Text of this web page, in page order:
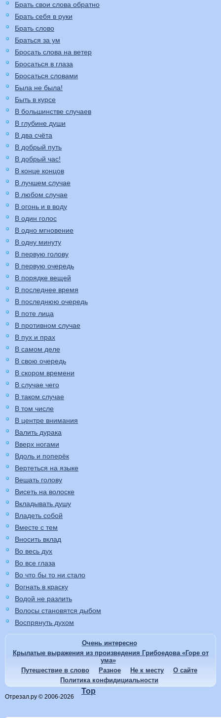
Брать свои слова обратно
Брать себя в руки
Брать слово
Браться за ум
Бросать слова на ветер
Бросаться в глаза
Бросаться словами
Была не была!
Быть в курсе
В большинстве случаев
В глубине души
В два счёта
В добрый путь
В добрый час!
В конце концов
В лучшем случае
В любом случае
В огонь и в воду
В один голос
В одно мгновение
В одну минуту
В первую голову
В первую очередь
В порядке вещей
В последнее время
В последнюю очередь
В поте лица
В противном случае
В пух и прах
В самом деле
В свою очередь
В скором времени
В случае чего
В таком случае
В том числе
В центре внимания
Валить дурака
Вверх ногами
Вдоль и поперёк
Вертеться на языке
Вешать голову
Висеть на волоске
Вкладывать душу
Владеть собой
Вместе с тем
Вносить вклад
Во весь дух
Во все глаза
Во что бы то ни стало
Вогнать в краску
Водой не разлить
Волосы становятся дыбом
Воспрянуть духом
Очень интересно
Крылатые выражения из произведения Грибоедова «Горе от
ума»
Путешествие в слово
Разное Не к месту
О сайте
Политика конфидициальности
Отрезал.ру © 2006-2026
Top